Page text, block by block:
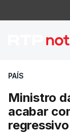
PAÍS
Ministro
acabar
regressivo